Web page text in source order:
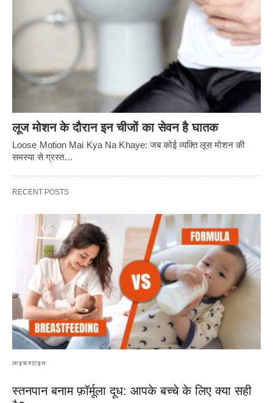
लूज मोशन के दौरान इन चीजों का सेवन है घातक
Loose Motion Mai Kya Na Khaye: जब कोई व्यक्ति लूस मोशन की
समस्या से ग्रस्त…
RECENT POSTS
लाइफस्टाइल
स्तनपान बनाम फ़ॉर्मूला दूध: आपके बच्चे के लिए क्या सही